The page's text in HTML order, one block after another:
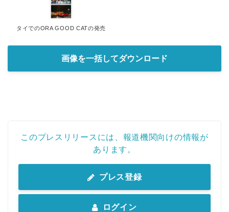
タイでのORA GOOD CATの発売
画像を一括してダウンロード
このプレスリリースには、報道機関向けの情報が
あります。
プレス登録
ログイン